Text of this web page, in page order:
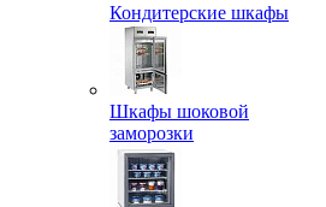
Кондитерские шкафы
Шкафы шоковой
заморозки